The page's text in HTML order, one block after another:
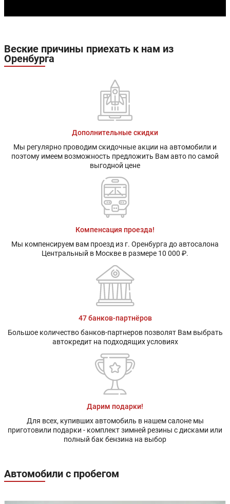
Веские причины приехать к нам из
Оренбурга
Дополнительные скидки
Мы регулярно проводим скидочные акции на автомобили и
поэтому имеем возможность предложить Вам авто по самой
выгодной цене
Компенсация проезда!
Мы компенсируем вам проезд из г. Оренбурга до автосалона
Центральный в Москве в размере 10 000 ₽.
47 банков-партнёров
Большое количество банков-партнеров позволят Вам выбрать
автокредит на подходящих условиях
Дарим подарки!
Для всех, купивших автомобиль в нашем салоне мы
приготовили подарки - комплект зимней резины с дисками или
полный бак бензина на выбор
Автомобили с пробегом